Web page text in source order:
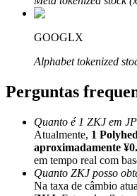
Afiliados Bitrue
Indicação
GOOGLX
Alphabet tokenized
Perguntas
Quanto é 1 ZKJ em
Atualmente, 1
aproximadamente
em tempo real com
Quanto ZKJ posso
Na taxa de câmbio